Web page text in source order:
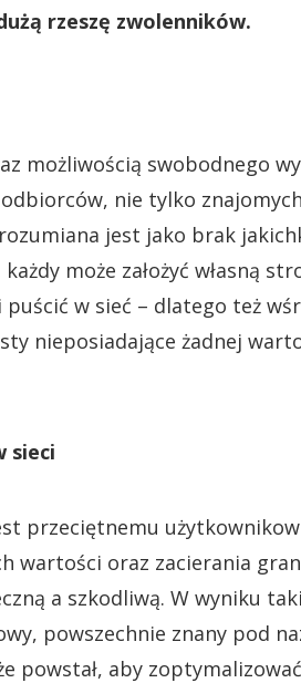
rzeszę zwolenników.
możliwością swobodnego
nie tylko
jest jako brak
może założyć własną
w sieć – dlatego też
nieposiadające żadnej
sieci
przeciętnemu
wartości oraz zacierania
a szkodliwą. W wyniku
powszechnie znany pod
powstał, aby